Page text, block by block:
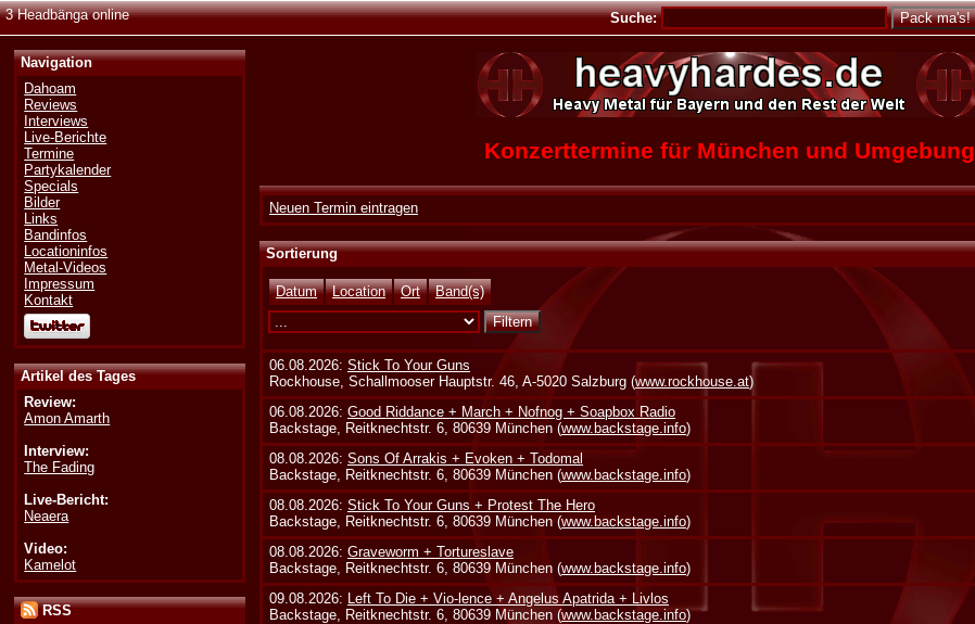
3 Headbänga online Suche:
Navigation
Dahoam
Reviews
Interviews
Live-Berichte
Termine
Partykalender
Specials
Bilder
Links
Bandinfos
Locationinfos
Metal-Videos
Impressum
Kontakt
Artikel des Tages
Review:
Amon Amarth
Interview:
The Fading
Live-Bericht:
Neaera
Video:
Kamelot
RSS
Konzerttermine für München und Umgebung
Neuen Termin eintragen
Sortierung
Datum Location Ort Band(s)
06.08.2026:Stick To Your Guns
Rockhouse, Schallmooser Hauptstr. 46, A-5020 Salzburg (www.rockhouse.at)
06.08.2026:Good Riddance + March + Nofnog + Soapbox Radio
Backstage, Reitknechtstr. 6, 80639 München (www.backstage.info)
08.08.2026:Sons Of Arrakis + Evoken + Todomal
Backstage, Reitknechtstr. 6, 80639 München (www.backstage.info)
08.08.2026:Stick To Your Guns + Protest The Hero
Backstage, Reitknechtstr. 6, 80639 München (www.backstage.info)
08.08.2026:Graveworm + Tortureslave
Backstage, Reitknechtstr. 6, 80639 München (www.backstage.info)
09.08.2026: Left To Die + Vio-lence + Angelus Apatrida + Livlos
Backstage, Reitknechtstr. 6, 80639 München (www.backstage.info)